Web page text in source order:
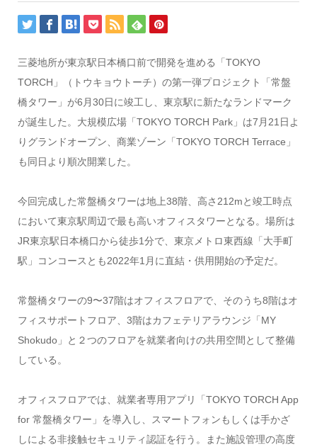
三菱地所が東京駅日本橋口前で開発を進める「TOKYO
TORCH」（トウキョウトーチ）の第一弾プロジェクト「常盤
橋タワー」が6月30日に竣工し、東京駅に新たなランドマーク
が誕生した。大規模広場「TOKYO TORCH Park」は7月21日よ
りグランドオープン、商業ゾーン「TOKYO TORCH Terrace」
も同日より順次開業した。
今回完成した常盤橋タワーは地上38階、高さ212mと竣工時点
において東京駅周辺で最も高いオフィスタワーとなる。場所は
JR東京駅日本橋口から徒歩1分で、東京メトロ東西線「大手町
駅」コンコースとも2022年1月に直結・供用開始の予定だ。
常盤橋タワーの9〜37階はオフィスフロアで、そのうち8階はオ
フィスサポートフロア、3階はカフェテリアラウンジ「MY
Shokudo」と２つのフロアを就業者向けの共用空間として整備
している。
オフィスフロアでは、就業者専用アプリ「TOKYO TORCH App
for 常盤橋タワー」を導入し、スマートフォンもしくは手かざ
しによる非接触セキュリティ認証を行う。また施設管理の高度